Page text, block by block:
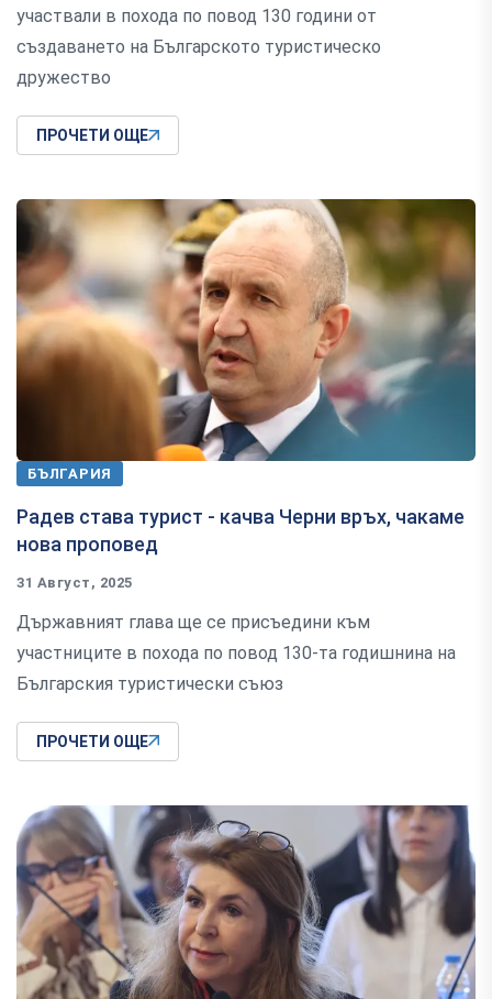
участвали в похода по повод 130 години от
създаването на Българското туристическо
дружество
ПРОЧЕТИ ОЩЕ
БЪЛГАРИЯ
Радев става турист - качва Черни връх, чакаме
нова проповед
31 Август, 2025
Държавният глава ще се присъедини към
участниците в похода по повод 130-та годишнина на
Българския туристически съюз
ПРОЧЕТИ ОЩЕ